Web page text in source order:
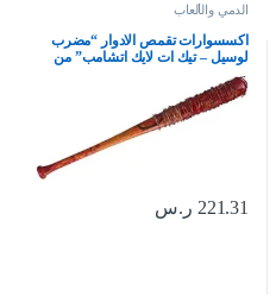
الدمي والألعاب
اكسسوارات تقمص الادوار “مضرب
لوسيل – تيك ات لايك اتشامب” من
مسلسل ذي والكينج ديد من
ماكفارلين تويز، بلاستيك
221.31 ر.س